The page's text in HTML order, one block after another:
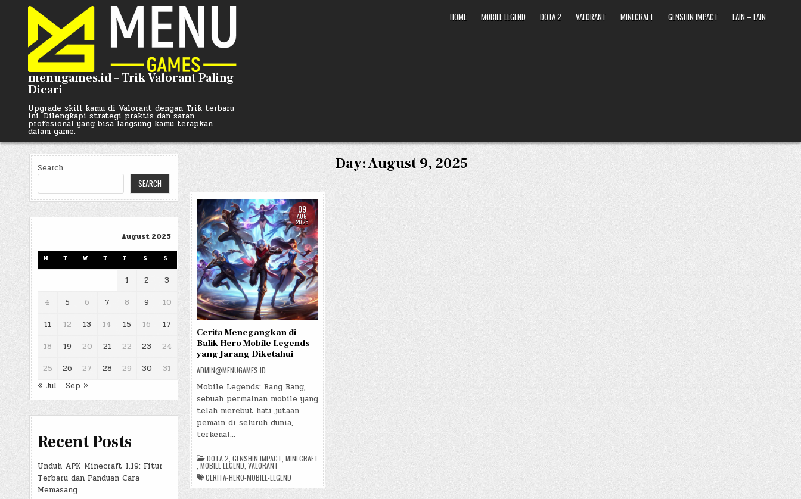
menugames.id – Trik Valorant Paling
Dicari
Upgrade skill kamu di Valorant dengan Trik terbaru
ini. Dilengkapi strategi praktis dan saran
profesional yang bisa langsung kamu terapkan
dalam game.
HOME MOBILE LEGEND DOTA 2 VALORANT MINECRAFT GENSHIN IMPACT LAIN – LAIN
Search
SEARCH
August 2025
M T W T F S S
1 2
3
4
5 6 7 8 9
10
11
12 13 14 15 16
17
18
19 20 21 22 23
24
25
26 27 28 29 30
31
« Jul
Sep »
Recent Posts
Unduh APK Minecraft 1.19: Fitur
Terbaru dan Panduan Cara
Memasang
Day:August 9, 2025
09
AUG
2025
Cerita Menegangkan di
Balik Hero Mobile Legends
yang Jarang Diketahui
ADMIN@MENUGAMES.ID
Mobile Legends: Bang Bang,
sebuah permainan mobile yang
telah merebut hati jutaan
pemain di seluruh dunia,
terkenal…
DOTA 2 GENSHIN IMPACT MINECRAFT
MOBILE LEGEND VALORANT
CERITA-HERO-MOBILE-LEGEND